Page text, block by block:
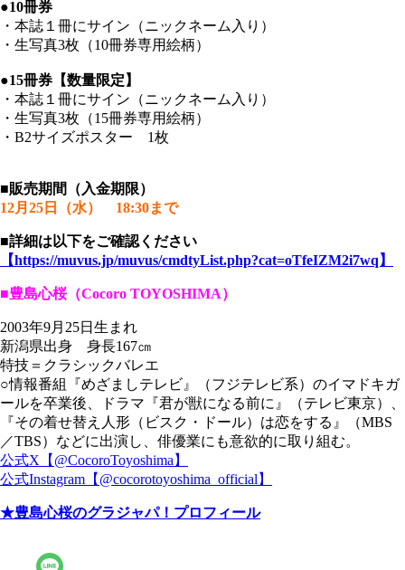
●10冊券
・本誌１冊にサイン（ニックネーム入り）
・生写真3枚（10冊券専用絵柄）
●15冊券【数量限定】
・本誌１冊にサイン（ニックネーム入り）
・生写真3枚（15冊券専用絵柄）
・B2サイズポスター 1枚
■販売期間（入金期限）
12月25日（水） 18:30まで
■詳細は以下をご確認ください
【https://muvus.jp/muvus/cmdtyList.php?cat=oTfeIZM2i7wq】
■豊島心桜（Cocoro TOYOSHIMA）
2003年9月25日生まれ
新潟県出身 身長167㎝
特技＝クラシックバレエ
○情報番組『めざましテレビ』（フジテレビ系）のイマドキガ
ールを卒業後、ドラマ『君が獣になる前に』（テレビ東京）、
『その着せ替え人形（ビスク・ドール）は恋をする』（MBS
／TBS）などに出演し、俳優業にも意欲的に取り組む。
公式X【@CocoroToyoshima】
公式Instagram【@cocorotoyoshima_official】
★豊島心桜のグラジャパ！プロフィール